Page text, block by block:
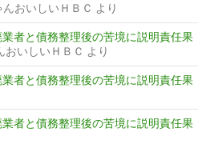
おいしいＨＢＣ より
者と債務整理後の苦境に説明責任果
おいしいＨＢＣ より
者と債務整理後の苦境に説明責任果
者と債務整理後の苦境に説明責任果